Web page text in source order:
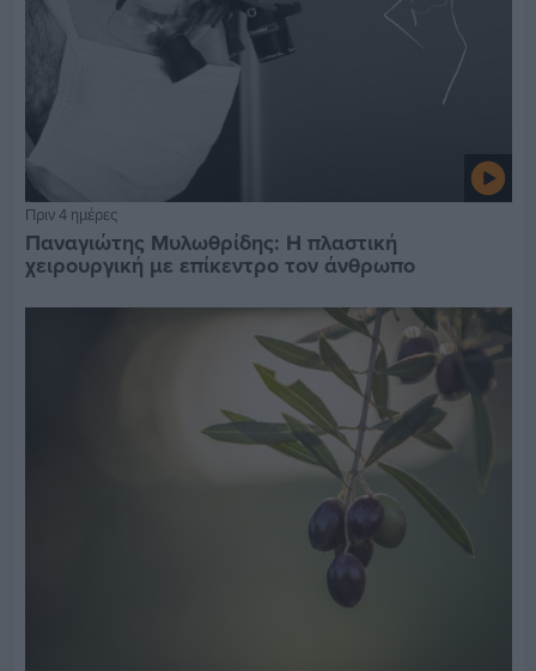
Πριν 4 ημέρες
Παναγιώτης Μυλωθρίδης: Η πλαστική
χειρουργική με επίκεντρο τον άνθρωπο